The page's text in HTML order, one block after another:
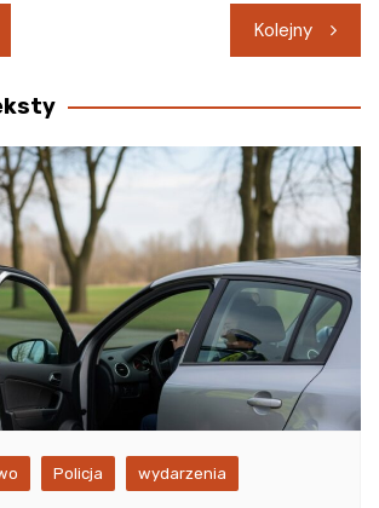
Kolejny
Policja wydarzenia